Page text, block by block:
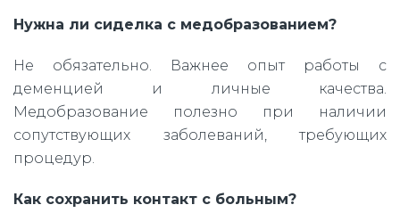
Нужна ли сиделка с медобразованием?
Не обязательно. Важнее опыт работы с
деменцией и личные качества.
Медобразование полезно при наличии
сопутствующих заболеваний, требующих
процедур.
Как сохранить контакт с больным?